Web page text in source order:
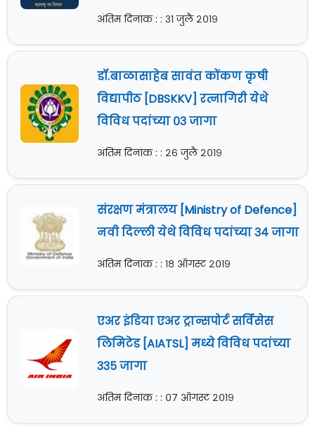
अंतिम दिनांक : : ३१ जुलै २०१९
डॉ.बाळासाहेब सावंत कोंकण कृषी
विद्यापीठ [DBSKKV] रत्नागिरी येथे
विविध पदांच्या ०३ जागा
अंतिम दिनांक : : २६ जुलै २०१९
संरक्षण मंत्रालय [Ministry of Defence]
नवी दिल्ली येथे विविध पदांच्या ३४ जागा
अंतिम दिनांक : : १८ ऑगस्ट २०१९
एअर इंडिया एअर ट्रान्सपोर्ट सर्विसेस
लिमिटेड [AIATSL] मध्ये विविध पदांच्या
३३५ जागा
अंतिम दिनांक : : ०७ ऑगस्ट २०१९